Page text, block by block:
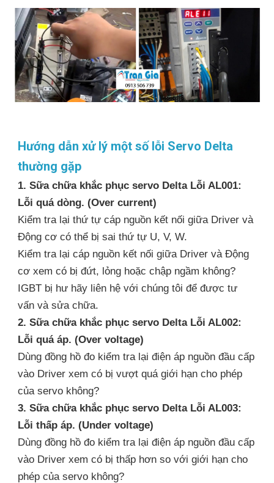
Hướng dẫn xử lý một số lỗi Servo Delta
thường gặp
1. Sữa chữa khắc phục servo Delta Lỗi AL001:
Lỗi quá dòng. (Over current)
Kiểm tra lại thứ tự cáp nguồn kết nối giữa Driver và
Động cơ có thể bị sai thứ tự U, V, W.
Kiểm tra lại cáp nguồn kết nối giữa Driver và Động
cơ xem có bị đứt, lỏng hoặc chập ngầm không?
IGBT bị hư hãy liên hệ với chúng tôi để được tư
vấn và sửa chữa.
2. Sữa chữa khắc phục servo Delta Lỗi AL002:
Lỗi quá áp. (Over voltage)
Dùng đồng hồ đo kiểm tra lại điện áp nguồn đầu cấp
vào Driver xem có bị vượt quá giới hạn cho phép
của servo không?
3. Sữa chữa khắc phục servo Delta Lỗi AL003:
Lỗi thấp áp. (Under voltage)
Dùng đồng hồ đo kiểm tra lại điện áp nguồn đầu cấp
vào Driver xem có bị thấp hơn so với giới hạn cho
phép của servo không?